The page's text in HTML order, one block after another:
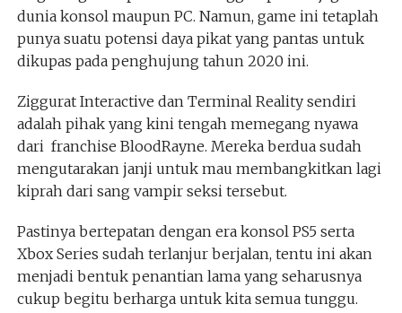
dunia konsol maupun PC. Namun, game ini tetaplah
punya suatu potensi daya pikat yang pantas untuk
dikupas pada penghujung tahun 2020 ini.
Ziggurat Interactive dan Terminal Reality sendiri
adalah pihak yang kini tengah memegang nyawa
dari franchise BloodRayne. Mereka berdua sudah
mengutarakan janji untuk mau membangkitkan lagi
kiprah dari sang vampir seksi tersebut.
Pastinya bertepatan dengan era konsol PS5 serta
Xbox Series sudah terlanjur berjalan, tentu ini akan
menjadi bentuk penantian lama yang seharusnya
cukup begitu berharga untuk kita semua tunggu.